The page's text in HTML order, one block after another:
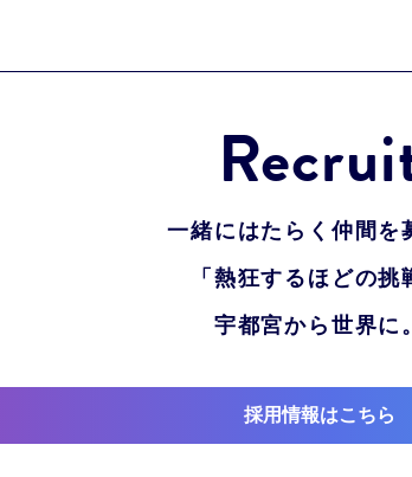
する方へ向けて、プログラムの魅力
間】
一緒にはたらく仲間を
「熱狂するほどの挑
宇都宮から世界に。
採用情報はこちら